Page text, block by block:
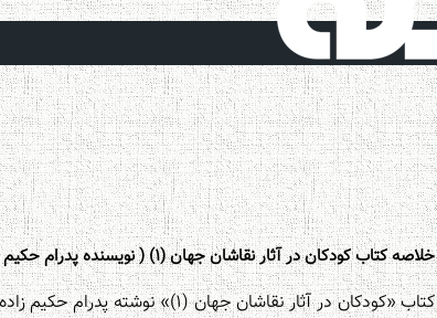
خلاصه کتاب کودکان در آثار نقاشان جهان (۱) ( نویسنده پدرام حکیم زاده )
کتاب «کودکان در آثار نقاشان